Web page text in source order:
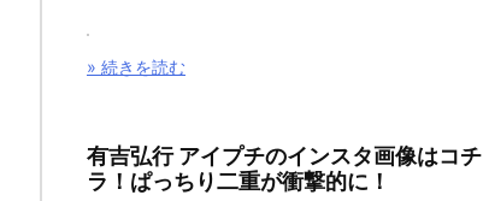
と
を
» 続きを読む
有吉弘行 アイプチのインスタ画像はコチ
ラ！ぱっちり二重が衝撃的に！